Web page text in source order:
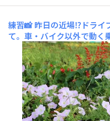
練習📸 昨日の近場⁉️ドライ
て。車・バイク以外で動
船🚢ですよね。最寄りの路
かないので電車の中でもそ
し、船はタイミングが合え
（いなげの浜）で見るこ